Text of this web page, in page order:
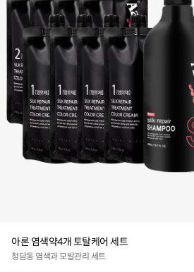
셔널
아론 염색약4개 토탈케어 세트
청담동 염색과 모발관리 세트